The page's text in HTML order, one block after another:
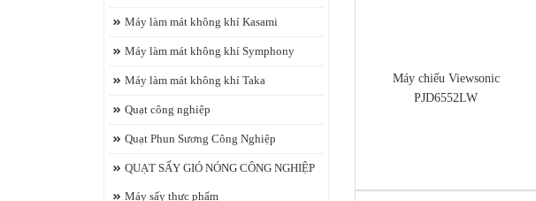
Máy chiếu Viewsonic
PJD6552LW
Máy làm mát không khí Kasami
Máy làm mát không khí Symphony
Máy làm mát không khí Taka
Quạt công nghiệp
Quạt Phun Sương Công Nghiệp
QUẠT SẤY GIÓ NÓNG CÔNG NGHIỆP
Máy sấy thực phẩm